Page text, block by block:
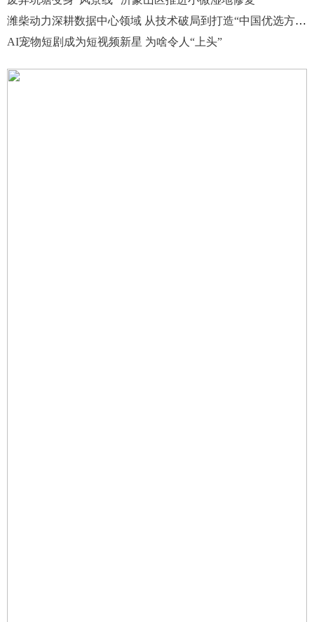
潍柴动力深耕数据中心领域 从技术破局到打造“中国优选方案”
AI宠物短剧成为短视频新星 为啥令人“上头”